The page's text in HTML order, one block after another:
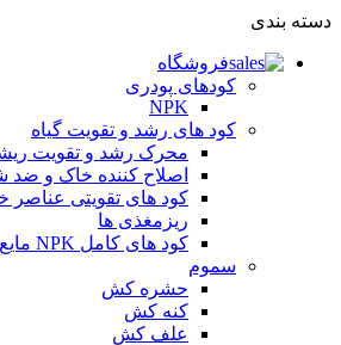
دسته بندی
فروشگاه
کودهای پودری
NPK
کود های رشد و تقویت گیاه
محرک رشد و تقویت
اصلاح کننده خاک و ضد
کود های تقویتی عناصر
ریزمغذی ها
کود های کامل NPK مایع
سموم
حشره کش
کنه کش
علف کش